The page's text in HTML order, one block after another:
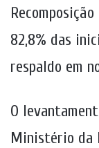
82,8% das
respaldo em
O
Ministério da